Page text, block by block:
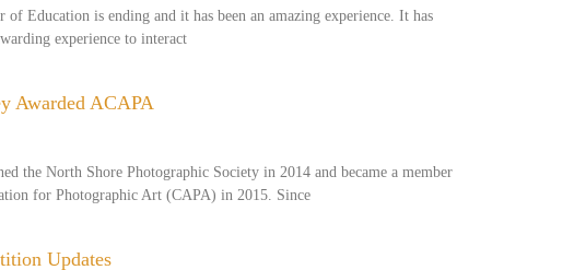
Education is ending and it has been an amazing experience. It has
experience to interact
Awarded ACAPA
the North Shore Photographic Society in 2014 and became a member
for Photographic Art (CAPA) in 2015. Since
Updates